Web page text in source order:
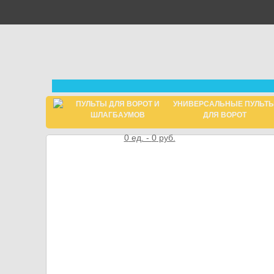
0ед. -0руб.
ПУЛЬТЫ ДЛЯ ВОРОТ И
ШЛАГБАУМОВ
УНИВЕРСАЛЬНЫЕ ПУЛЬТЫ
ДЛЯ ВОРОТ